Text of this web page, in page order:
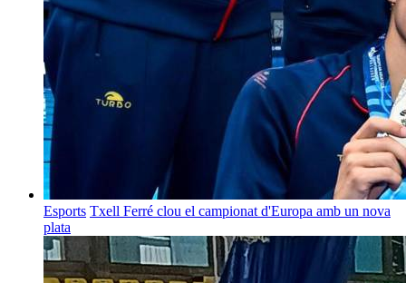
Esports Txell Ferré clou el campionat d'Europa amb un nova
plata